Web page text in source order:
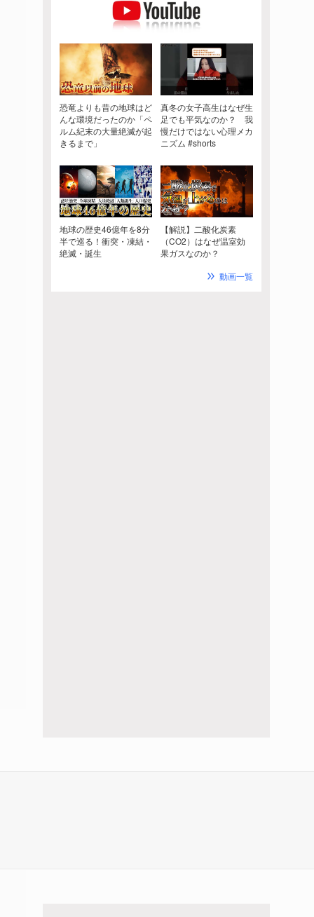
恐竜よりも昔の地球はど
んな環境だったのか「ペ
ルム紀末の大量絶滅が起
きるまで」
真冬の女子高生はなぜ生
足でも平気なのか？ 我
慢だけではない心理メカ
ニズム #shorts
地球の歴史46億年を8分
半で巡る！衝突・凍結・
絶滅・誕生
【解説】二酸化炭素
（CO2）はなぜ温室効
果ガスなのか？
動画一覧